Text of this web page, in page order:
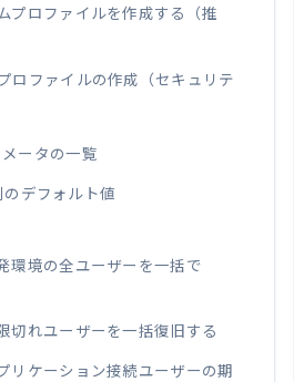
プロファイルを作成する（推
ロファイルの作成（セキュリテ
ータの一覧
デフォルト値
環境の全ユーザーを一括で
切れユーザーを一括復旧する
リケーション接続ユーザーの期